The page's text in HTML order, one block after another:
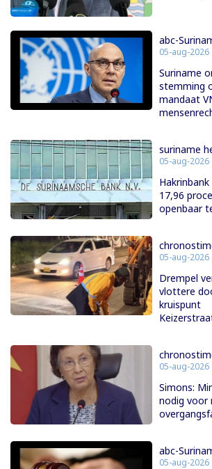
abc-
05-aug-2026
Suriname
stemming
mandaat
suriname
05-aug-2026
17,96
openbaar
05-aug-2026
Drempel
vlottere
kruispunt
05-aug-2026
Simons:
nodig voor
abc-
05-aug-2026